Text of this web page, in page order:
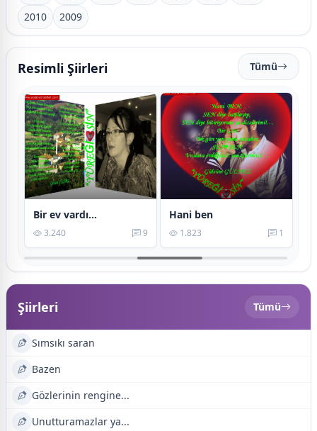
2010
2009
Resimli Şiirleri Tümü
Bir ev vardı...
3.240 9
Hani ben
1.823 1
Şiirleri Tümü
Sımsıkı saran
Bazen
Gözlerinin rengine...
Unutturamazlar ya...